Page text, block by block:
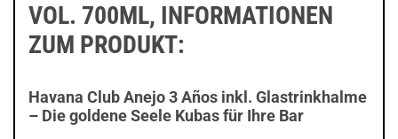
VOL. 700ML, INFORMATIONEN
ZUM PRODUKT:
Havana Club Anejo 3 Años inkl. Glastrinkhalme
– Die goldene Seele Kubas für Ihre Bar